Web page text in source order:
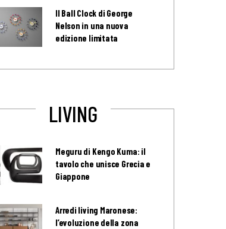
Il Ball Clock di George
Nelson in una nuova
edizione limitata
LIVING
Meguru di Kengo Kuma: il
tavolo che unisce Grecia e
Giappone
Arredi living Maronese:
l’evoluzione della zona